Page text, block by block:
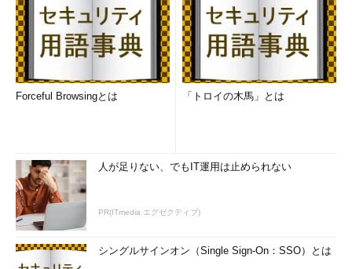
Forceful Browsingとは 「トロイの木馬」とは
人が足りない、でもIT運用は止められない
PR(ITmedia エグゼクティブ)
シングルサインオン（Single Sign-On：SSO）とは